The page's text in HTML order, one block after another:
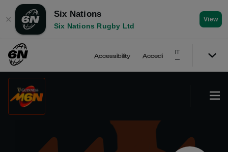
✕
Six Nations
Six Nations Rugby Ltd
View
Accessibility Accedi
IT